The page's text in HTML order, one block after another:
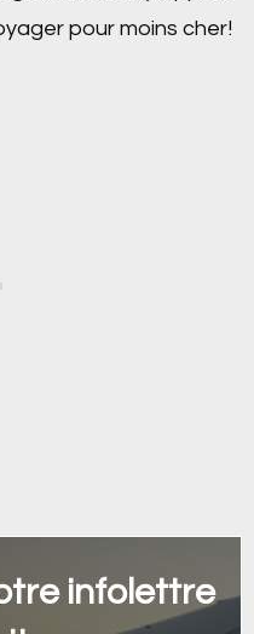
pour moins cher!
infolettre